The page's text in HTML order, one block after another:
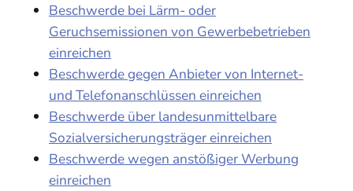
Beschwerde bei Lärm- oder
Geruchsemissionen von Gewerbebetrieben
einreichen
Beschwerde gegen Anbieter von Internet-
und Telefonanschlüssen einreichen
Beschwerde über landesunmittelbare
Sozialversicherungsträger einreichen
Beschwerde wegen anstößiger Werbung
einreichen